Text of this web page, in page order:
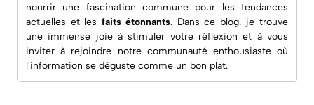
nourrir une fascination commune pour les tendances
actuelles et les faits étonnants. Dans ce blog, je trouve
une immense joie àstimuler votre réflexion et à vous
inviter à rejoindre notre communauté enthousiaste où
l'information se déguste comme un bon plat.